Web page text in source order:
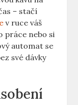
– stačí​
⁣ v ruce váš ​
práce nebo si
automat se
své dávky